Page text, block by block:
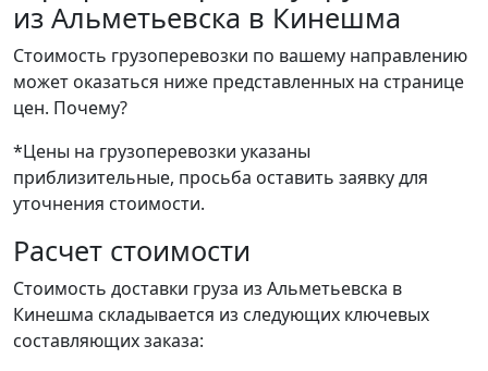
из Альметьевска в Кинешма
Стоимость грузоперевозки по вашему направлению
может оказаться ниже представленных на странице
цен. Почему?
*Цены на грузоперевозки указаны
приблизительные, просьба оставить заявку для
уточнения стоимости.
Расчет стоимости
Стоимость доставки груза из Альметьевска в
Кинешма складывается из следующих ключевых
составляющих заказа: